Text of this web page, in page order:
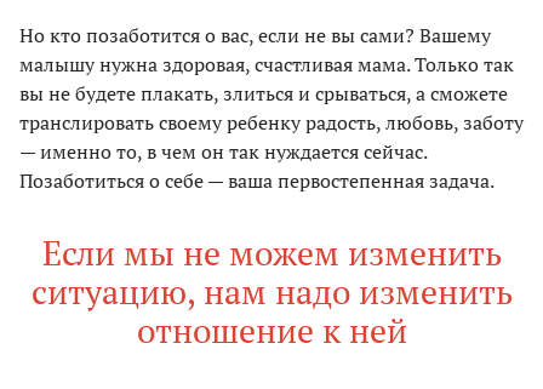
Но кто позаботится о вас, если не вы сами? Вашему
малышу нужна здоровая, счастливая мама. Только так
вы не будете плакать, злиться и срываться, а сможете
транслировать своему ребенку радость, любовь, заботу
— именно то, в чем он так нуждается сейчас.
Позаботиться о себе — ваша первостепенная задача.
Если мы не можем изменить
ситуацию, нам надо изменить
отношение к ней